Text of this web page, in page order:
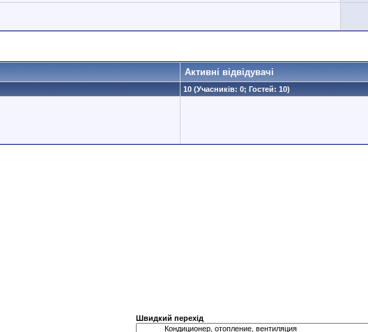
Активні відвідувачі
10 (Учасників: 0; Гостей: 10)
Швидкий перехід